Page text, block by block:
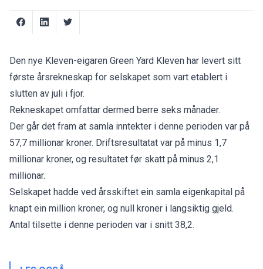
Den nye Kleven-eigaren Green Yard Kleven har levert sitt
første årsrekneskap for selskapet som vart etablert i
slutten av juli i fjor.
Rekneskapet omfattar dermed berre seks månader.
Der går det fram at samla inntekter i denne perioden var på
57,7 millionar kroner. Driftsresultatat var på minus 1,7
millionar kroner, og resultatet før skatt på minus 2,1
millionar.
Selskapet hadde ved årsskiftet ein samla eigenkapital på
knapt ein million kroner, og null kroner i langsiktig gjeld.
Antal tilsette i denne perioden var i snitt 38,2.